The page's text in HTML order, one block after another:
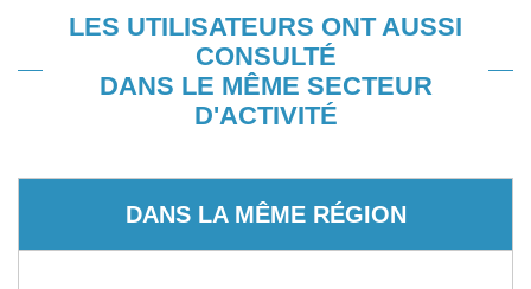
LES UTILISATEURS ONT AUSSI
CONSULTÉ
DANS LE MÊME SECTEUR
D'ACTIVITÉ
DANS LA MÊME RÉGION